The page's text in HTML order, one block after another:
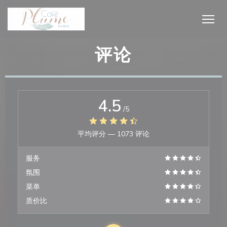
Cookie管理面板
评论
4.5 /5
平均评分 — 1073 评论
服务
氛围
菜单
质价比